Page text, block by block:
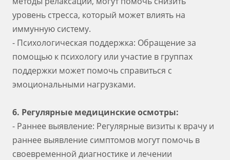
уровень стресса, который может влиять на
иммунную систему.
- Психологическая поддержка: Обращение за
помощью к психологу или участие в группах
поддержки может помочь справиться с
эмоциональными нагрузками.
6. Регулярные медицинские осмотры:
- Раннее выявление: Регулярные визиты к врачу и
раннее выявление симптомов могут помочь в
своевременной диагностике и лечении